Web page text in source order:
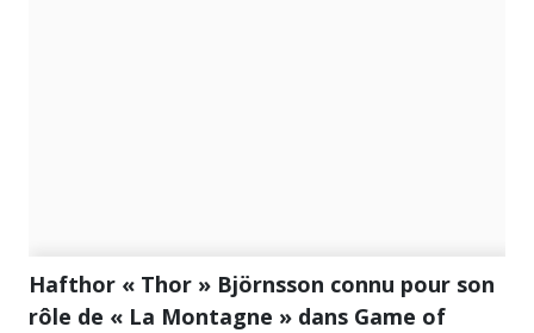
Hafthor « Thor » Björnsson connu pour son
rôle de « La Montagne » dans Game of